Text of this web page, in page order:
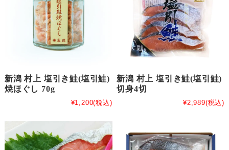
新潟 村上 塩引き鮭(塩引鮭)
焼ほぐし 70g
¥1,200(税込)
新潟 村上 塩引き鮭(塩引鮭)
切身4切
¥2,989(税込)